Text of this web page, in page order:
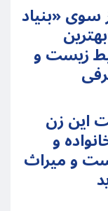
در سال 1390، از سوی «بنیاد
زیست و
این زن
و
و میراث